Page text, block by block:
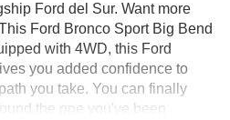
Ford del Sur. Want more
Ford Bronco Sport Big Bend
with 4WD, this Ford
you added confidence to
you take. You can finally
the one you've been